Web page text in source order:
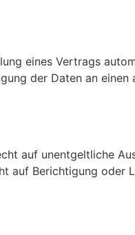
eines Vertrags
der Daten an
auf unentgeltliche
Berichtigung oder